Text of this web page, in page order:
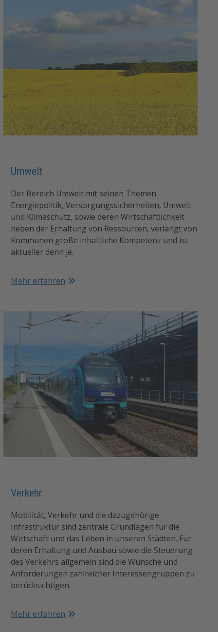
Umwelt
Der Bereich Umwelt mit seinen Themen
Energiepolitik, Versorgungssicherheiten, Umwelt-
und Klimaschutz, sowie deren Wirtschaftlichkeit
neben der Erhaltung von Ressourcen, verlangt von
Kommunen große inhaltliche Kompetenz und ist
aktueller denn je.
Mehr erfahren
Verkehr
Mobilität, Verkehr und die dazugehörige
Infrastruktur sind zentrale Grundlagen für die
Wirtschaft und das Leben in unseren Städten. Für
deren Erhaltung und Ausbau sowie die Steuerung
des Verkehrs allgemein sind die Wünsche und
Anforderungen zahlreicher Interessengruppen zu
berücksichtigen.
Mehr erfahren